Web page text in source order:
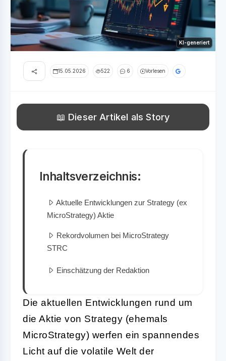
KI-generiert
15.05.2026 522 6 Vorlesen
📖 Dieser Artikel als Story
Inhaltsverzeichnis:
Aktuelle Entwicklungen zur Strategy (ex
MicroStrategy) Aktie
Rekordvolumen bei MicroStrategy
STRC
Einschätzung der Redaktion
Die aktuellen Entwicklungen rund um
die Aktie von Strategy (ehemals
MicroStrategy) werfen ein spannendes
Licht auf die volatile Welt der